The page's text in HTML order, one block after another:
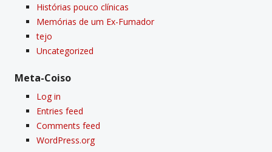
Histórias pouco clí­nicas
Memórias de um Ex-Fumador
tejo
Uncategorized
Meta-Coiso
Log in
Entries feed
Comments feed
WordPress.org